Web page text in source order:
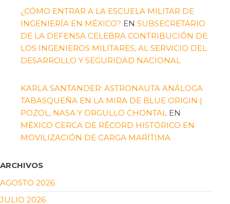
¿CÓMO ENTRAR A LA ESCUELA MILITAR DE
INGENIERÍA EN MÉXICO? EN SUBSECRETARIO
DE LA DEFENSA CELEBRA CONTRIBUCIÓN DE
LOS INGENIEROS MILITARES, AL SERVICIO DEL
DESARROLLO Y SEGURIDAD NACIONAL
KARLA SANTANDER: ASTRONAUTA ANÁLOGA
TABASQUEÑA EN LA MIRA DE BLUE ORIGIN |
POZOL, NASA Y ORGULLO CHONTAL EN
MÉXICO CERCA DE RÉCORD HISTÓRICO EN
MOVILIZACIÓN DE CARGA MARÍTIMA
ARCHIVOS
AGOSTO 2026
JULIO 2026